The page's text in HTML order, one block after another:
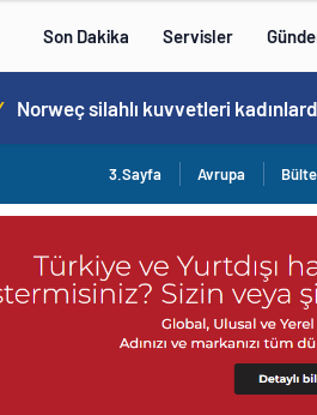
Son Dakika Servisler
3.Sayfa Avrupa